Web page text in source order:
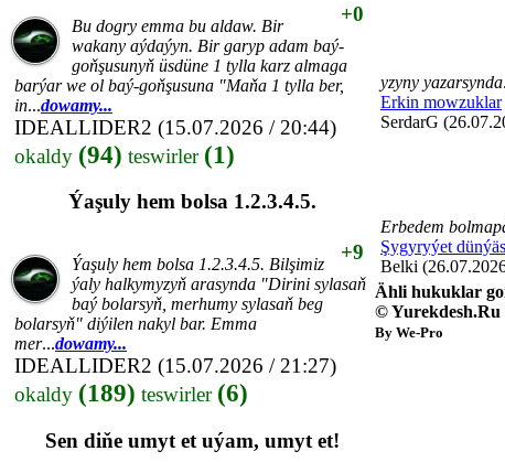
+0
Bu dogry emma bu aldaw. Bir
wakany aýdaýyn. Bir garyp adam baý-
goňşusunyň üsdüne 1 tylla karz almaga
barýar we ol baý-goňşusuna "Maňa 1 tylla ber,
in...dowamy...
IDEALLIDER2 (15.07.2026 / 20:44)
okaldy (94) teswirler (1)
Ýaşuly hem bolsa 1.2.3.4.5.
+9
Ýaşuly hem bolsa 1.2.3.4.5. Bilşimiz
ýaly halkymyzyň arasynda "Dirini sylasaň
baý bolarsyň, merhumy sylasaň beg
bolarsyň" diýilen nakyl bar. Emma
mer...dowamy...
IDEALLIDER2 (15.07.2026 / 21:27)
okaldy (189) teswirler (6)
Sen diňe umyt et uýam, umyt et!
yzyny yazarsynda
Erkin mowzuklar
SerdarG
Erbedem
Şygyryýet
Belki
Ähli hukuklar
© Yurekdesh.Ru
By We-Pro